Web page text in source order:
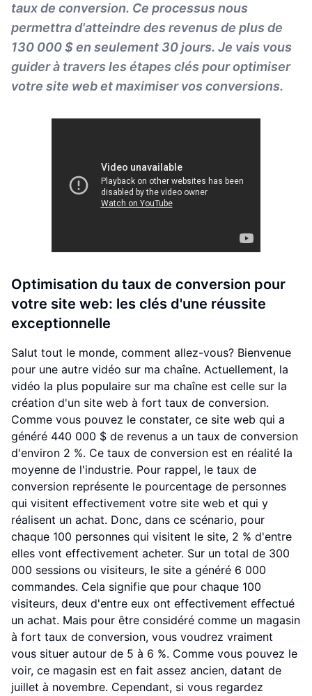
taux de conversion. Ce processus nous
permettra d'atteindre des revenus de plus de
130 000 $ en seulement 30 jours. Je vais vous
guider à travers les étapes clés pour optimiser
votre site web et maximiser vos conversions.
Optimisation du taux de conversion pour
votre site web: les clés d'une réussite
exceptionnelle
Salut tout le monde, comment allez-vous? Bienvenue
pour une autre vidéo sur ma chaîne. Actuellement, la
vidéo la plus populaire sur ma chaîne est celle sur la
création d'un site web à fort taux de conversion.
Comme vous pouvez le constater, ce site web qui a
généré 440 000 $ de revenus a un taux de conversion
d'environ 2 %. Ce taux de conversion est en réalité la
moyenne de l'industrie. Pour rappel, le taux de
conversion représente le pourcentage de personnes
qui visitent effectivement votre site web et qui y
réalisent un achat. Donc, dans ce scénario, pour
chaque 100 personnes qui visitent le site, 2 % d'entre
elles vont effectivement acheter. Sur un total de 300
000 sessions ou visiteurs, le site a généré 6 000
commandes. Cela signifie que pour chaque 100
visiteurs, deux d'entre eux ont effectivement effectué
un achat. Mais pour être considéré comme un magasin
à fort taux de conversion, vous voudrez vraiment
vous situer autour de 5 à 6 %. Comme vous pouvez le
voir, ce magasin est en fait assez ancien, datant de
juillet à novembre. Cependant, si vous regardez